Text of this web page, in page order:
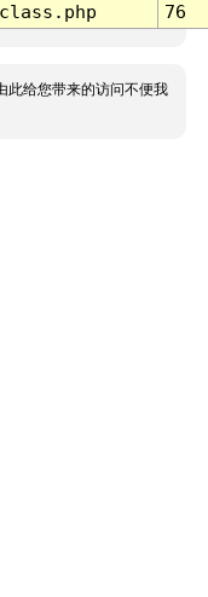
76
此给您带来的访问不便我